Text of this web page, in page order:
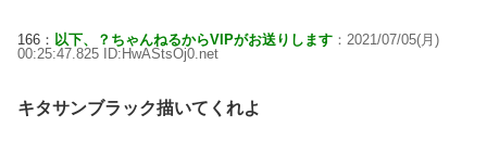
166： 以下、？ちゃんねるからVIPがお送りします ：2021/07/05(月)
00:25:47.825 ID:HwAStsOj0.net
キタサンブラック描いてくれよ